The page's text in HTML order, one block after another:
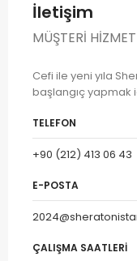
İletişim
MÜŞTERI
Cefi ile yeni yıla
başlangıç yapmak
TELEFON
+90 (212) 413 06 43
E-POSTA
ÇALIŞMA SAATLERI